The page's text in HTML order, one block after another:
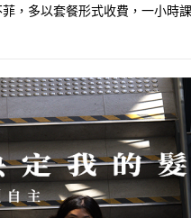
，多以套餐形式收費，一小時